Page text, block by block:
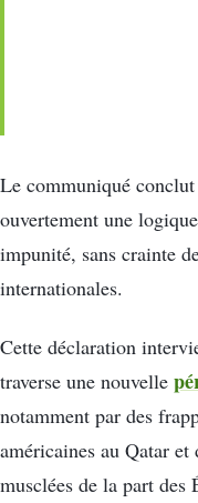
Le communiqué
ouvertement une
impunité, sans crainte
internationales.
Cette déclaration
traverse une nouvelle
notamment par des
américaines au Qatar
musclées de la part des